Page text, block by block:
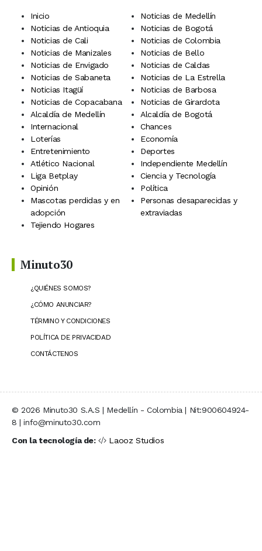
Inicio
Noticias de Medellín
Noticias de Antioquia
Noticias de Bogotá
Noticias de Cali
Noticias de Colombia
Noticias de Manizales
Noticias de Bello
Noticias de Envigado
Noticias de Caldas
Noticias de Sabaneta
Noticias de La Estrella
Noticias Itagüí
Noticias de Barbosa
Noticias de Copacabana
Noticias de Girardota
Alcaldía de Medellín
Alcaldía de Bogotá
Internacional
Chances
Loterías
Economía
Entretenimiento
Deportes
Atlético Nacional
Independiente Medellín
Liga Betplay
Ciencia y Tecnología
Opinión
Política
Mascotas perdidas y en
adopción
Personas desaparecidas y
extraviadas
Tejiendo Hogares
Minuto30
¿QUIÉNES SOMOS?
¿CÓMO ANUNCIAR?
TÉRMINO Y CONDICIONES
POLÍTICA DE PRIVACIDAD
CONTÁCTENOS
© 2026 Minuto30 S.A.S | Medellín - Colombia | Nit:900604924-
8 | info@minuto30.com
Con la tecnología de:
Laooz Studios